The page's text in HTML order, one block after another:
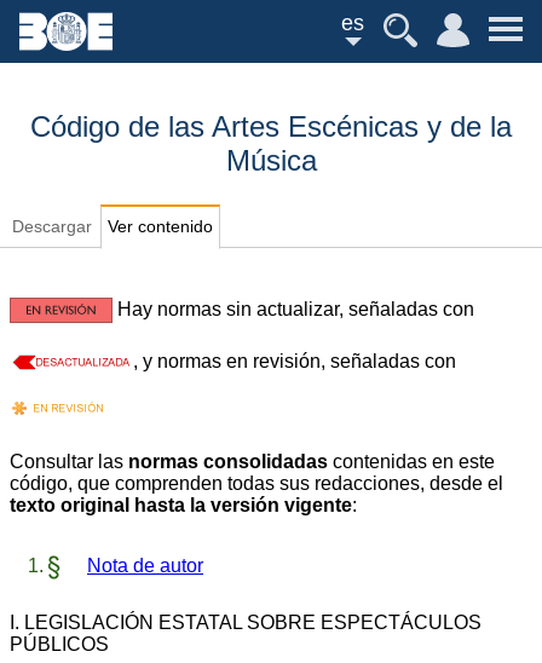
es
Código de las Artes Escénicas y de la
Música
Descargar Ver contenido
Hay normas sin actualizar, señaladas con
, y normas en revisión, señaladas con
Consultar las normas consolidadas contenidas en este
código, que comprenden todas sus redacciones, desde el
texto original hasta la versión vigente:
Nota de autor
I. LEGISLACIÓN ESTATAL SOBRE ESPECTÁCULOS
PÚBLICOS